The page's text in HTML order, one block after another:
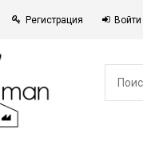
Регистрация Войти